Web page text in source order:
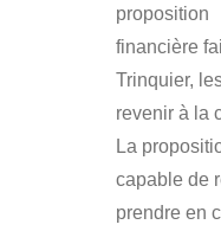
proposition
financière
Trinquier,
revenir à la
La
capable de
prendre en